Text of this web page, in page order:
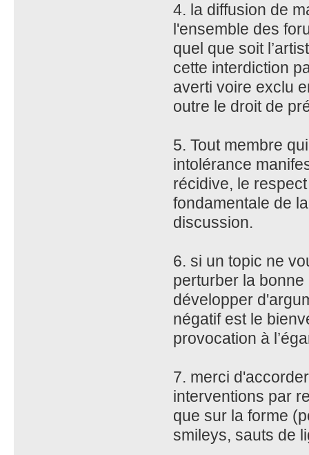
4. la diffusion de
l'ensemble des
quel que soit
cette interdiction
averti voire exclu
outre le droit de
5. Tout membre
intolérance
récidive, le
fondamentale de
discussion.
6. si un topic ne
perturber la
développer
négatif est le
provocation à
7. merci
interventions par
que sur la forme
smileys, sauts de